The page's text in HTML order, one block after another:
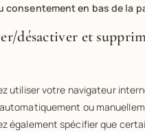
consentement en bas de la
désactiver et
utiliser votre navigateur
ou
également spécifier que